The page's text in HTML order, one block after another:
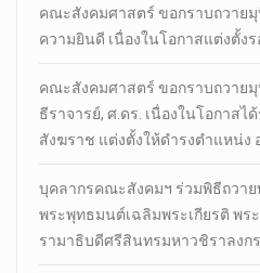
คณะสังคมศาสตร์ ขอกราบถวาย
ความยินดี เนื่องในโอกาสแต่งตั้ง
คณะสังคมศาสตร์ ขอกราบถวาย
ธีราจารย์, ศ.ดร. เนื่องในโอกาส
สังฆราช แต่งตั้งให้ดำรงตำแหน่ง
บุคลากรคณะสังคมฯ ร่วมพิธีถวา
พระพุทธมนต์เฉลิมพระเกียรติ พร
รามาธิบดีศรีสินทรมหาวชิราลงก